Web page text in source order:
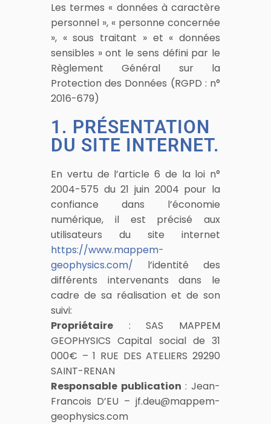
Les termes « données à caractère
personnel », « personne concernée
», « sous traitant » et « données
sensibles » ont le sens défini par le
Règlement Général sur la
Protection des Données (RGPD : n°
2016-679)
1. PRÉSENTATION
DU SITE INTERNET.
En vertu de l’article 6 de la loi n°
2004-575 du 21 juin 2004 pour la
confiance dans l’économie
numérique, il est précisé aux
utilisateurs du site internet
https://www.mappem-
geophysics.com/ l’identité des
différents intervenants dans le
cadre de sa réalisation et de son
suivi:
Propriétaire : SAS MAPPEM
GEOPHYSICS Capital social de 31
000€ – 1 RUE DES ATELIERS 29290
SAINT-RENAN
Responsable publication : Jean-
Francois D’EU – jf.deu@mappem-
geophysics.com